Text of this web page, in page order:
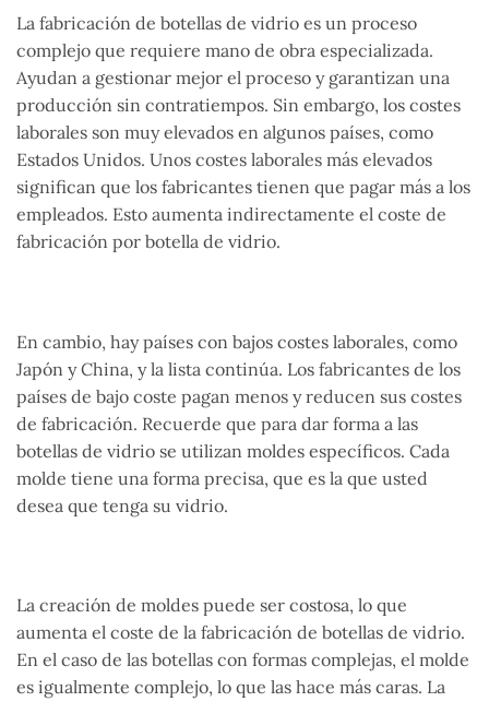
La fabricación de botellas de vidrio es un proceso
complejo que requiere mano de obra especializada.
Ayudan a gestionar mejor el proceso y garantizan una
producción sin contratiempos. Sin embargo, los costes
laborales son muy elevados en algunos países, como
Estados Unidos. Unos costes laborales más elevados
significan que los fabricantes tienen que pagar más a los
empleados. Esto aumenta indirectamente el coste de
fabricación por botella de vidrio.
En cambio, hay países con bajos costes laborales, como
Japón y China, y la lista continúa. Los fabricantes de los
países de bajo coste pagan menos y reducen sus costes
de fabricación. Recuerde que para dar forma a las
botellas de vidrio se utilizan moldes específicos. Cada
molde tiene una forma precisa, que es la que usted
desea que tenga su vidrio.
La creación de moldes puede ser costosa, lo que
aumenta el coste de la fabricación de botellas de vidrio.
En el caso de las botellas con formas complejas, el molde
es igualmente complejo, lo que las hace más caras. La